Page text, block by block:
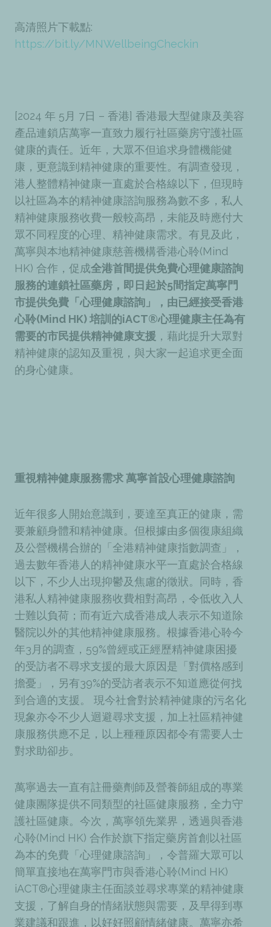
高清照片下載點:
https://bit.ly/MNWellbeingCheckin
[2024 年 5月 7日 – 香港] 香港最大型健康及美容
產品連鎖店萬寧一直致力履行社區藥房守護社區
健康的責任。近年，大眾不但追求身體機能健
康，更意識到精神健康的重要性。有調查發現，
港人整體精神健康一直處於合格線以下，但現時
以社區為本的精神健康諮詢服務為數不多，私人
精神健康服務收費一般較高昂，未能及時應付大
眾不同程度的心理、精神健康需求。有見及此，
萬寧與本地精神健康慈善機構香港心聆(Mind
HK) 合作，促成全港首間提供免費心理健康諮詢
服務的連鎖社區藥房，即日起於5間指定萬寧門
市提供免費「心理健康諮詢」，由已經接受香港
心聆(Mind HK) 培訓的iACT®心理健康主任為有
需要的市民提供精神健康支援 ，藉此提升大眾對
精神健康的認知及重視，與大家一起追求更全面
的身心健康。
重視精神健康服務需求 萬寧首設心理健康諮詢
近年很多人開始意識到，要達至真正的健康，需
要兼顧身體和精神健康。但根據由多個復康組織
及公營機構合辦的「全港精神健康指數調查」
，
過去數年香港人的精神健康水平一直處於合格線
以下，不少人出現抑鬱及焦慮的徵狀。同時，香
港私人精神健康服務收費相對高昂，令低收入人
士難以負荷；而有近六成香港成人表示不知道除
醫院以外的其他精神健康服務。根據香港心聆今
年3月的調查，59%曾經或正經歷精神健康困擾
的受訪者不尋求支援的最大原因是「對價格感到
擔憂」，另有39%的受訪者表示不知道應從何找
到合適的支援。
現今社會對於精神健康的污名化
現象亦令不少人迴避尋求支援，加上社區精神健
康服務供應不足，以上種種原因都令有需要人士
對求助卻步。
萬寧過去一直有註冊藥劑師及營養師組成的專業
健康團隊提供不同類型的社區健康服務，全力守
護社區健康。今次，萬寧領先業界，透過與香港
心聆(Mind HK) 合作於旗下指定藥房首創以社區
為本的免費「心理健康諮詢」，令普羅大眾可以
簡單直接地在萬寧門市與香港心聆(Mind HK)
iACT®心理健康主任面談並尋求專業的精神健康
支援，了解自身的情緒狀態與需要，及早得到專
業建議和跟進，以好好照顧情緒健康。萬寧亦希